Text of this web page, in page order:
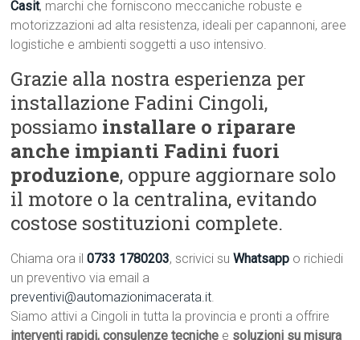
Casit, marchi che forniscono meccaniche robuste e
motorizzazioni ad alta resistenza, ideali per capannoni, aree
logistiche e ambienti soggetti a uso intensivo.
Grazie alla nostra esperienza per
installazione Fadini Cingoli,
possiamo installare o riparare
anche impianti Fadini fuori
produzione, oppure aggiornare solo
il motore o la centralina, evitando
costose sostituzioni complete.
Chiama ora il0733 1780203, scrivici suWhatsapp o richiedi
un preventivo via email a
preventivi@automazionimacerata.it.
Siamo attivi a Cingoli in tutta la provincia e pronti a offrire
interventi rapidi, consulenze tecniche e soluzioni su misura